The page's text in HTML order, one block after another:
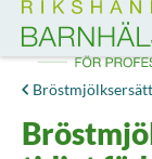
Till startsidan för